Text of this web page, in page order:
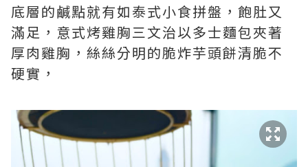
底層的鹹點就有如泰式小食拼盤，飽肚又
滿足，意式烤雞胸三文治以多士麵包夾著
厚肉雞胸，絲絲分明的脆炸芋頭餅清脆不
硬實，